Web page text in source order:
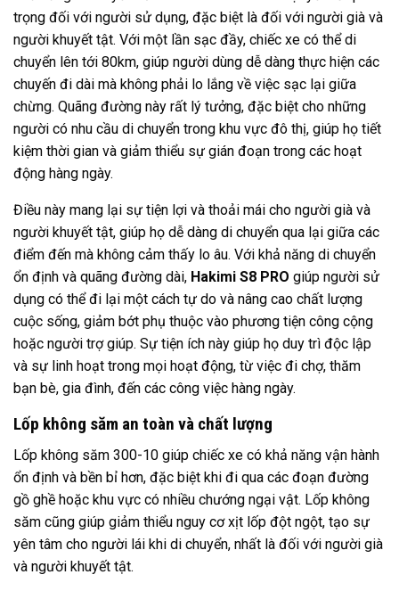
trọng đối với người sử dụng, đặc biệt là đối với người già và
người khuyết tật. Với một lần sạc đầy, chiếc xe có thể di
chuyển lên tới 80km, giúp người dùng dễ dàng thực hiện các
chuyến đi dài mà không phải lo lắng về việc sạc lại giữa
chừng. Quãng đường này rất lý tưởng, đặc biệt cho những
người có nhu cầu di chuyển trong khu vực đô thị, giúp họ tiết
kiệm thời gian và giảm thiểu sự gián đoạn trong các hoạt
động hàng ngày.
Điều này mang lại sự tiện lợi và thoải mái cho người già và
người khuyết tật, giúp họ dễ dàng di chuyển qua lại giữa các
điểm đến mà không cảm thấy lo âu. Với khả năng di chuyển
ổn định và quãng đường dài, Hakimi S8 PRO giúp người sử
dụng có thể đi lại một cách tự do và nâng cao chất lượng
cuộc sống, giảm bớt phụ thuộc vào phương tiện công cộng
hoặc người trợ giúp. Sự tiện ích này giúp họ duy trì độc lập
và sự linh hoạt trong mọi hoạt động, từ việc đi chợ, thăm
bạn bè, gia đình, đến các công việc hàng ngày.
Lốp không săm an toàn và chất lượng
Lốp không săm 300-10 giúp chiếc xe có khả năng vận hành
ổn định và bền bỉ hơn, đặc biệt khi đi qua các đoạn đường
gồ ghề hoặc khu vực có nhiều chướng ngại vật. Lốp không
săm cũng giúp giảm thiểu nguy cơ xịt lốp đột ngột, tạo sự
yên tâm cho người lái khi di chuyển, nhất là đối với người già
và người khuyết tật.